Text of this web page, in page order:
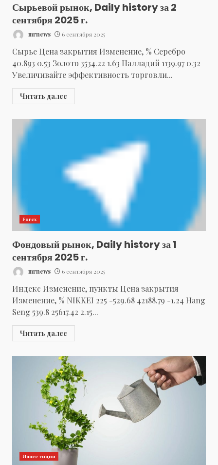
Сырьевой рынок, Daily history за 2
сентября 2025 г.
mrnews 6 сентября 2025
Сырье Цена закрытия Изменение, % Серебро
40.893 0.53 Золото 3534.22 1.63 Палладий 1139.97 0.32
Увеличивайте эффективность торговли...
Читать далее
Forex
Фондовый рынок, Daily history за 1
сентября 2025 г.
mrnews 6 сентября 2025
Индекс Изменение, пункты Цена закрытия
Изменение, % NIKKEI 225 -529.68 42188.79 -1.24 Hang
Seng 539.8 25617.42 2.15...
Читать далее
Инвестиции